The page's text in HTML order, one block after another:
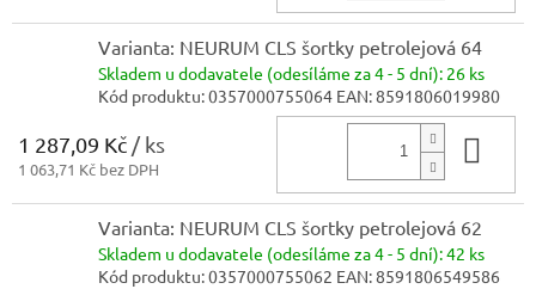
Varianta: NEURUM CLS šortky petrolejová 64
Skladem u dodavatele (odesíláme za 4 - 5 dní): 26 ks
Kód produktu:0357000755064 EAN:8591806019980
1 287,09 Kč / ks
1 063,71 Kč bez DPH
Varianta: NEURUM CLS šortky petrolejová 62
Skladem u dodavatele (odesíláme za 4 - 5 dní):42 ks
Kód produktu:0357000755062 EAN:8591806549586